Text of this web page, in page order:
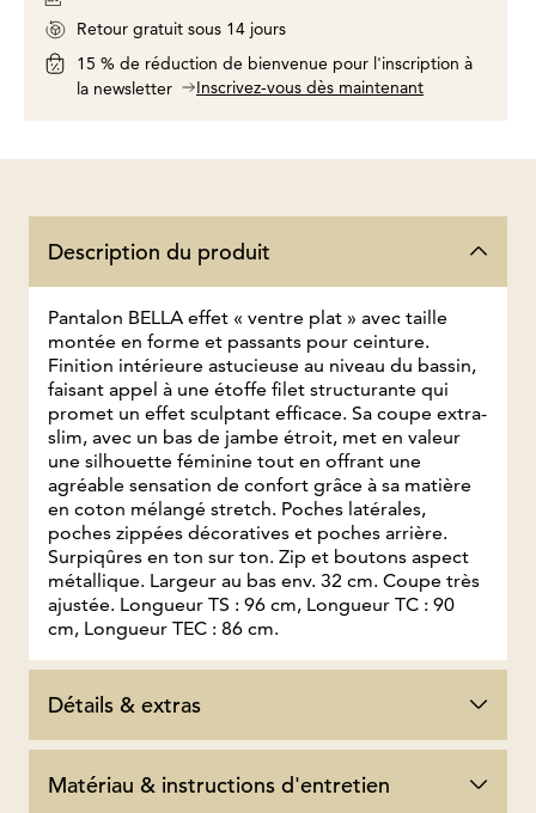
Retour gratuit sous 14 jours
15 % de réduction de bienvenue pour l'inscription à
la newsletter
Inscrivez-vous dès maintenant
Description du produit
Pantalon BELLA effet « ventre plat » avec taille
montée en forme et passants pour ceinture.
Finition intérieure astucieuse au niveau du bassin,
faisant appel à une étoffe filet structurante qui
promet un effet sculptant efficace. Sa coupe extra-
slim, avec un bas de jambe étroit, met en valeur
une silhouette féminine tout en offrant une
agréable sensation de confort grâce à sa matière
en coton mélangé stretch. Poches latérales,
poches zippées décoratives et poches arrière.
Surpiqûres en ton sur ton. Zip et boutons aspect
métallique. Largeur au bas env. 32 cm. Coupe très
ajustée. Longueur TS : 96 cm, Longueur TC : 90
cm, Longueur TEC : 86 cm.
Détails & extras
Matériau & instructions d'entretien